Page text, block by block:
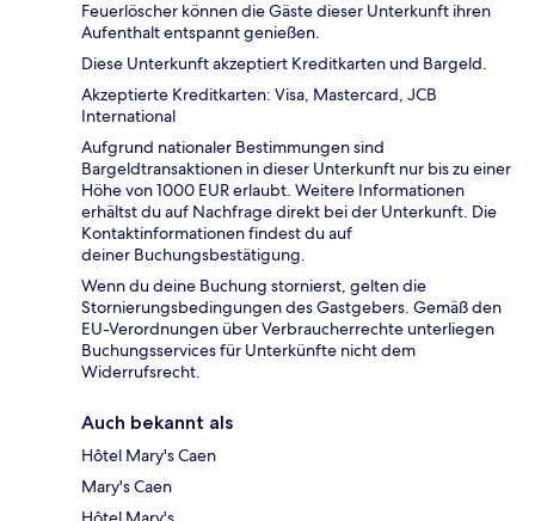
Feuerlöscher können die Gäste dieser Unterkunft ihren
Aufenthalt entspannt genießen.
Diese Unterkunft akzeptiert Kreditkarten und Bargeld.
Akzeptierte Kreditkarten: Visa, Mastercard, JCB
International
Aufgrund nationaler Bestimmungen sind
Bargeldtransaktionen in dieser Unterkunft nur bis zu einer
Höhe von 1000 EUR erlaubt. Weitere Informationen
erhältst du auf Nachfrage direkt bei der Unterkunft. Die
Kontaktinformationen findest du auf
deiner Buchungsbestätigung.
Wenn du deine Buchung stornierst, gelten die
Stornierungsbedingungen des Gastgebers. Gemäß den
EU-Verordnungen über Verbraucherrechte unterliegen
Buchungsservices für Unterkünfte nicht dem
Widerrufsrecht.
Auch bekannt als
Hôtel Mary's Caen
Mary's Caen